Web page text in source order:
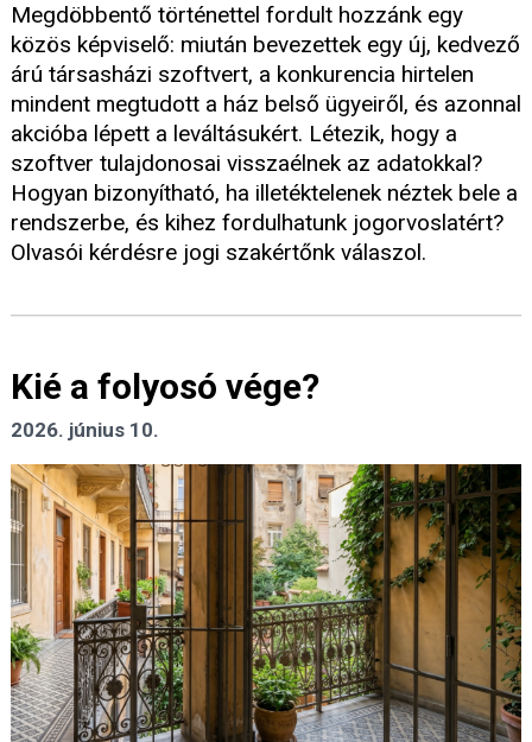
Megdöbbentő történettel fordult hozzánk egy
közös képviselő: miután bevezettek egy új, kedvező
árú társasházi szoftvert, a konkurencia hirtelen
mindent megtudott a ház belső ügyeiről, és azonnal
akcióba lépett a leváltásukért. Létezik, hogy a
szoftver tulajdonosai visszaélnek az adatokkal?
Hogyan bizonyítható, ha illetéktelenek néztek bele a
rendszerbe, és kihez fordulhatunk jogorvoslatért?
Olvasói kérdésre jogi szakértőnk válaszol.
Kié a folyosó vége?
2026. június 10.